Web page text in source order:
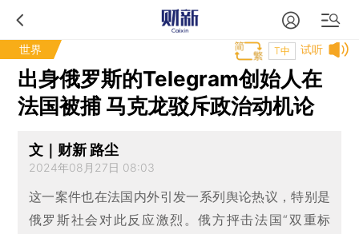
世界 试听
T中
出身俄罗斯的Telegram创始人在
法国被捕 马克龙驳斥政治动机论
文｜财新 路尘
2024年08月27日 08:03
这一案件也在法国内外引发一系列舆论热议，特别是
俄罗斯社会对此反应激烈。俄方抨击法国“双重标